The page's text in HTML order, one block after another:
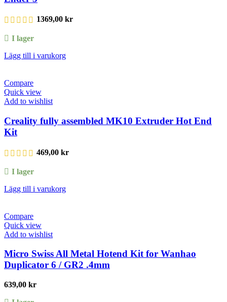
1369,00 kr
I lager
Lägg till i varukorg
Compare
Quick view
Add to wishlist
Creality fully assembled MK10 Extruder Hot End
Kit
469,00 kr
I lager
Lägg till i varukorg
Compare
Quick view
Add to wishlist
Micro Swiss All Metal Hotend Kit for Wanhao
Duplicator 6 / GR2 .4mm
639,00 kr